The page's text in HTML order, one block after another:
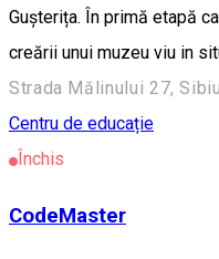
Gușterița. În primă etapă
creării unui muzeu viu in
Strada Mălinului 27,
Centru de educație
Închis
CodeMaster